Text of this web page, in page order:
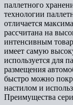
паллетного
технологии
отличается
рассчитана на
интенсивным
имеет самую
используется для
размещения
быстро можно
настилом и
Преимущества